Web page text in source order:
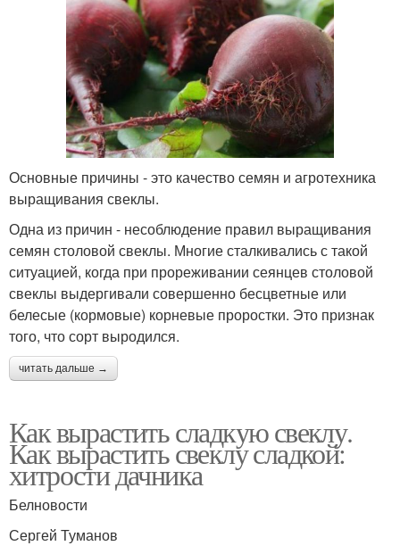
Основные причины - это качество семян и агротехника
выращивания свеклы.
Одна из причин - несоблюдение правил выращивания
семян столовой свеклы. Многие сталкивались с такой
ситуацией, когда при прореживании сеянцев столовой
свеклы выдергивали совершенно бесцветные или
белесые (кормовые) корневые проростки. Это признак
того, что сорт выродился.
читать дальше →
Как вырастить сладкую свеклу.
Как вырастить свеклу сладкой:
хитрости дачника
Белновости
Сергей Туманов